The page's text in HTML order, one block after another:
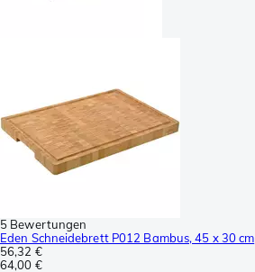
5 Bewertungen
Eden Schneidebrett P012 Bambus, 45 x 30 cm
56,32 €
64,00 €